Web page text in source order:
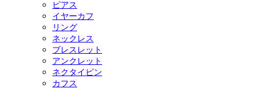
ピアス
イヤーカフ
リング
ネックレス
ブレスレット
アンクレット
ネクタイピン
カフス